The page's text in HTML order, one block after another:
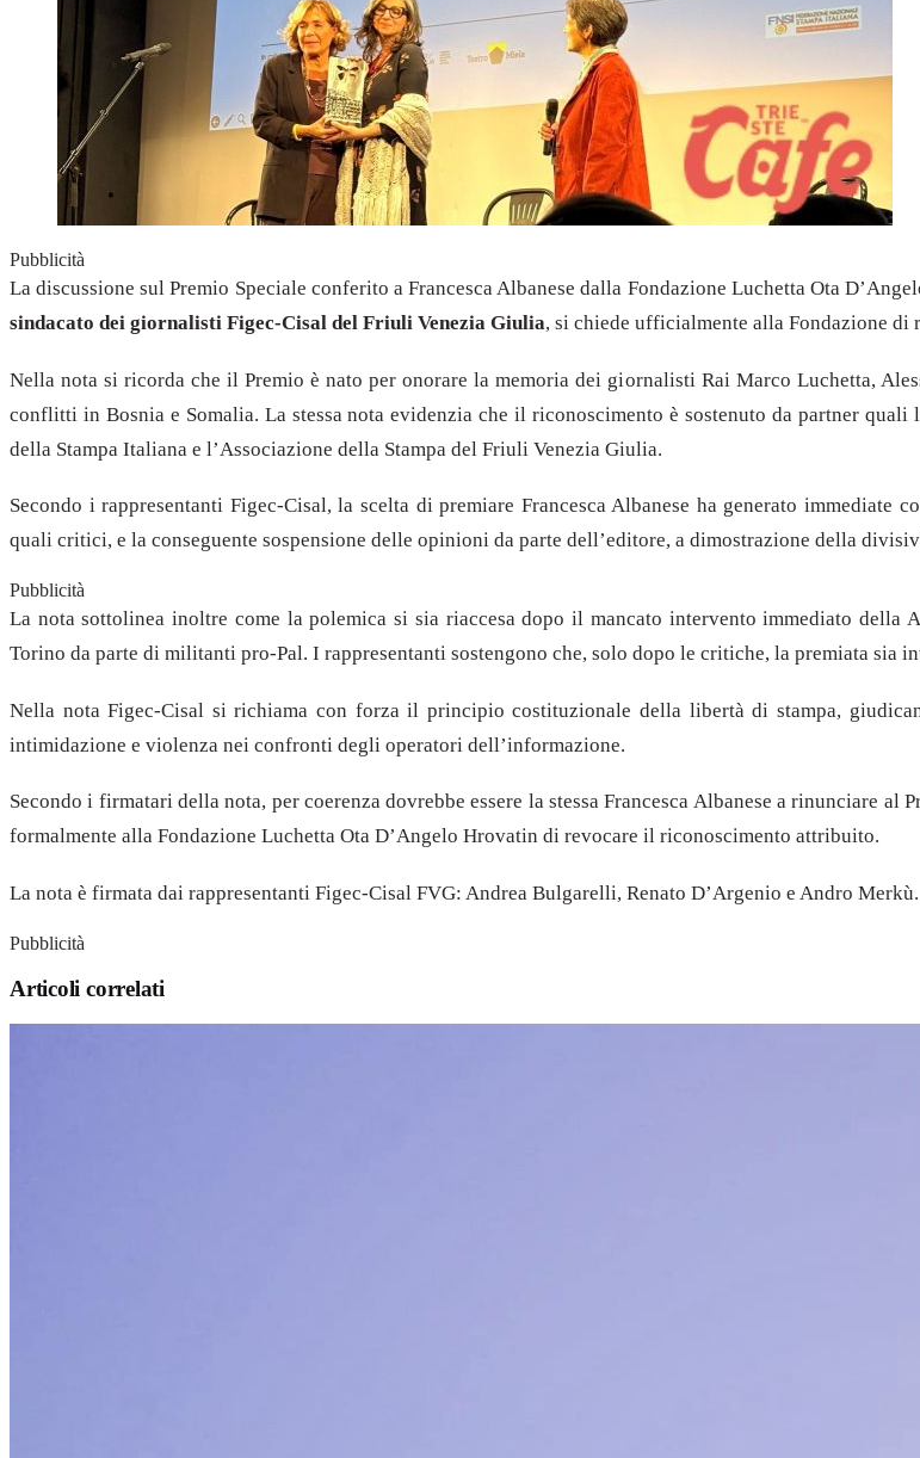
Pubblicità
La discussione sul Premio Speciale conferito a Francesca Albanese dalla Fondazione Luchetta Ota
sindacato dei giornalisti Figec-Cisal del Friuli Venezia Giulia, si chiede ufficialmente alla Fondazione di
Nella nota si ricorda che il Premio è nato per onorare la memoria dei giornalisti Rai Marco Luchetta,
conflitti in Bosnia e Somalia. La stessa nota evidenzia che il riconoscimento è sostenuto da partner
della Stampa Italiana e l’Associazione della Stampa del Friuli Venezia Giulia.
Secondo i rappresentanti Figec-Cisal, la scelta di premiare Francesca Albanese ha generato
quali critici, e la conseguente sospensione delle opinioni da parte dell’editore, a dimostrazione della
Pubblicità
La nota sottolinea inoltre come la polemica si sia riaccesa dopo il mancato intervento immediato della
Torino da parte di militanti pro-Pal. I rappresentanti sostengono che, solo dopo le critiche, la premiata sia
Nella nota Figec-Cisal si richiama con forza il principio costituzionale della libertà di stampa,
intimidazione e violenza nei confronti degli operatori dell’informazione.
Secondo i firmatari della nota, per coerenza dovrebbe essere la stessa Francesca Albanese a rinunciare
formalmente alla Fondazione Luchetta Ota D’Angelo Hrovatin di revocare il riconoscimento attribuito.
La nota è firmata dai rappresentanti Figec-Cisal FVG: Andrea Bulgarelli, Renato D’Argenio e Andro Merkù.
Pubblicità
Articoli correlati